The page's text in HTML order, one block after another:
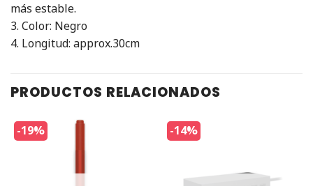
más estable.
3. Color: Negro
4. Longitud: approx.30cm
PRODUCTOS RELACIONADOS
-19% -14%